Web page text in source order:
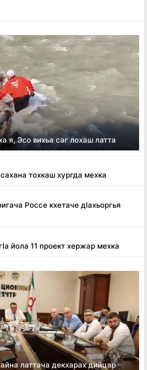
я, Эсо вихьа саг лохаш латта
тохкаш хургда мехка
Россе кхетаче дӏахьоргья
йола 11 проект хержар мехка
латтача декхарах дийцар